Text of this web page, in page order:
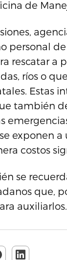
de
personal
rescatar a
ríos o
Estas
también
exponen a
costos
se
que,
auxiliarlos.